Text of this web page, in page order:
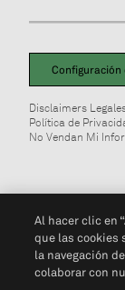
Configuración
Disclaimers
Política de
No Vendan Mi
Al hacer clic en
que las cookies
la navegación
colaborar con